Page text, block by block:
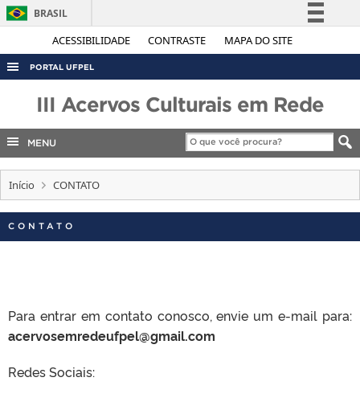
ACESSIBILIDADE CONTRASTE MAPA DO SITE
BRASIL
Simplifique!
Acesso à informação
Legislação
Canais
PORTAL UFPEL
COBALTO
INTERNACIONAL
TELEFONES
III Acervos Culturais em Rede
MENU
Início CONTATO
CONTATO
Para entrar em contato conosco, envie um e-mail para:
acervosemredeufpel@gmail.com
Redes Sociais: